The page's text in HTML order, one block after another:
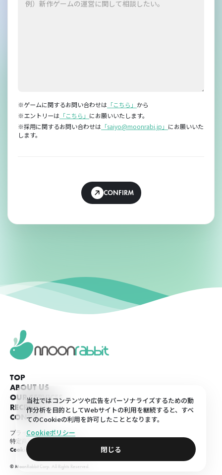
当社ではコンテンツや広告をパーソナライズするための動
作分析を目的としてWebサイトの利用を継続すると、すべ
てのCookieの利用を許可したこととなります。
Cookieポリシー
閉じる
※ゲームに関するお問い合わせは 「こちら」 から
※エントリーは 「こちら」 にお願いいたします。
※採用に関するお問い合わせは 「saiyo@moonrabi.jp」 にお願いいた
します。
CONFIRM
TOP
ABOUT US
OUR SERVICES
RECRUIT
CONTACT
プライバシーポリシー
特定商取引法に基づく表示
Cookieポリシー
© MoonRabbit Corp. All Rights Reserved.